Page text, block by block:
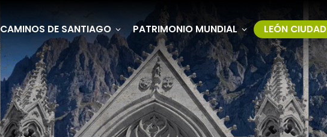
CAMINOS DE SANTIAGO PATRIMONIO MUNDIAL LEÓN CIUDAD